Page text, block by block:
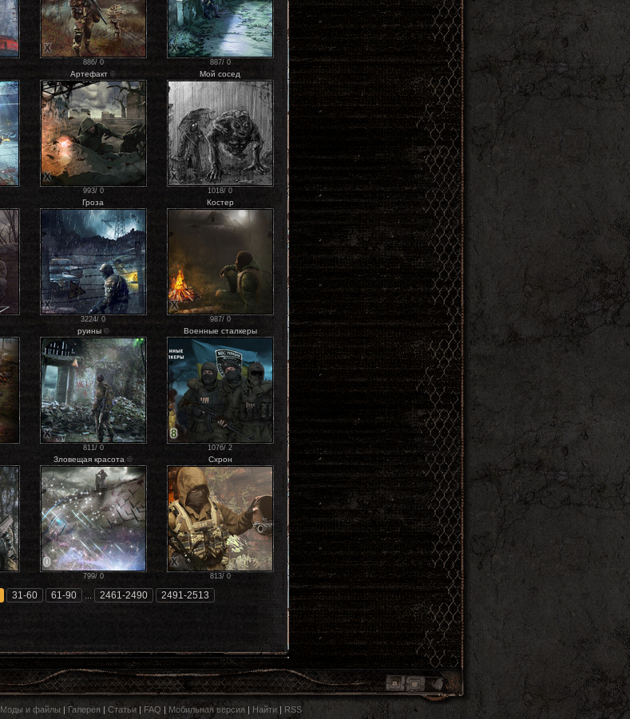
X
886/ 0
X
887/ 0
Артефакт ©
X
993/ 0
Мой сосед
X
1018/0
Гроза
X
3224/0
Костер
X
987/ 0
руины ©
X
811/ 0
Военные сталкеры
8
1076/2
Зловещая красота ©
0
799/ 0
Схрон
X
813/ 0
31-60 61-90 2461-2490 2491-2513
Моды и файлы |Галерея| Статьи| FAQ | Мобильная версия| Найти| RSS